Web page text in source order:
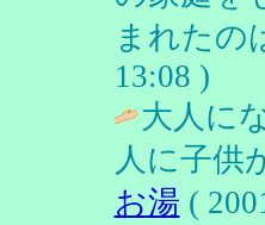
まれたの
13:08 )
大人に
人に子供
お湯 (